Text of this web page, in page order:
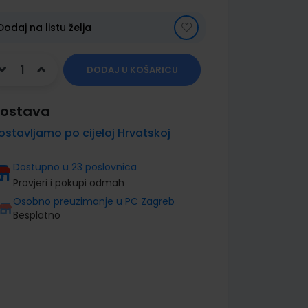
na listu želja
DODAJ U KOŠARICU
po cijeloj Hrvatskoj
Dostupno u 23 poslovnica
Provjeri i pokupi odmah
Osobno preuzimanje u PC Zagreb
Besplatno